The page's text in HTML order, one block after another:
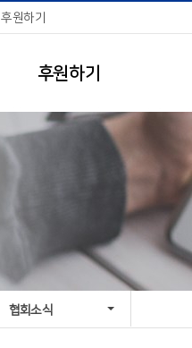
후원하기
후원하기
협회소식